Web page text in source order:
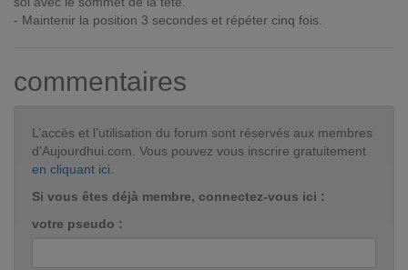
- Maintenir la position 3 secondes et répéter cinq fois.
commentaires
L’accès et l’utilisation du forum sont réservés aux membres
d'Aujourdhui.com. Vous pouvez vous inscrire gratuitement
en cliquant ici
Si vous êtes déjà membre, connectez-vous ici :
votre pseudo :